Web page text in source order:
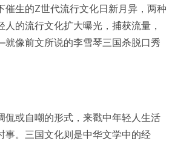
生的Z世代流行文化日新月异，两种
的流行文化扩大曝光，捕获流量，
像前文所说的李雪琴三国杀脱口秀
侃或自嘲的形式，来戳中年轻人生活
事。三国文化则是中华文学中的经